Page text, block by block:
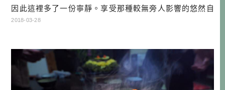
因此這裡多了一份寧靜。享受那種較無旁人影響的悠然自
得，或許景點沒有那麼知名，但放鬆的感覺，無可取代。 四
の社」→川棚のクスの森→元祖瓦そば たかせ本館→住宿:川
棚グランドホテル […]…
2018-03-28